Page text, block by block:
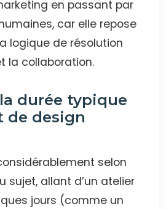
en passant par
car elle repose
logique de résolution
la collaboration.
durée typique
de design
selon
sujet, allant d’un atelier
jours (comme un